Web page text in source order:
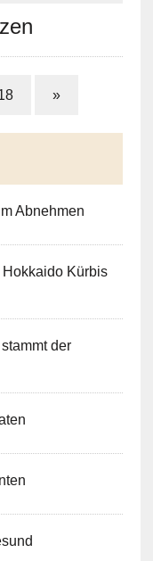
»
Abnehmen
Kürbis
der